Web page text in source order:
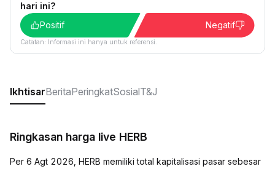
hari ini?
Positif
Negatif
Catatan: Informasi ini hanya untuk referensi.
IkhtisarBeritaPeringkatSosialT&J
Ringkasan harga live HERB
Per 6 Agt 2026, HERB memiliki total kapitalisasi pasar sebesar